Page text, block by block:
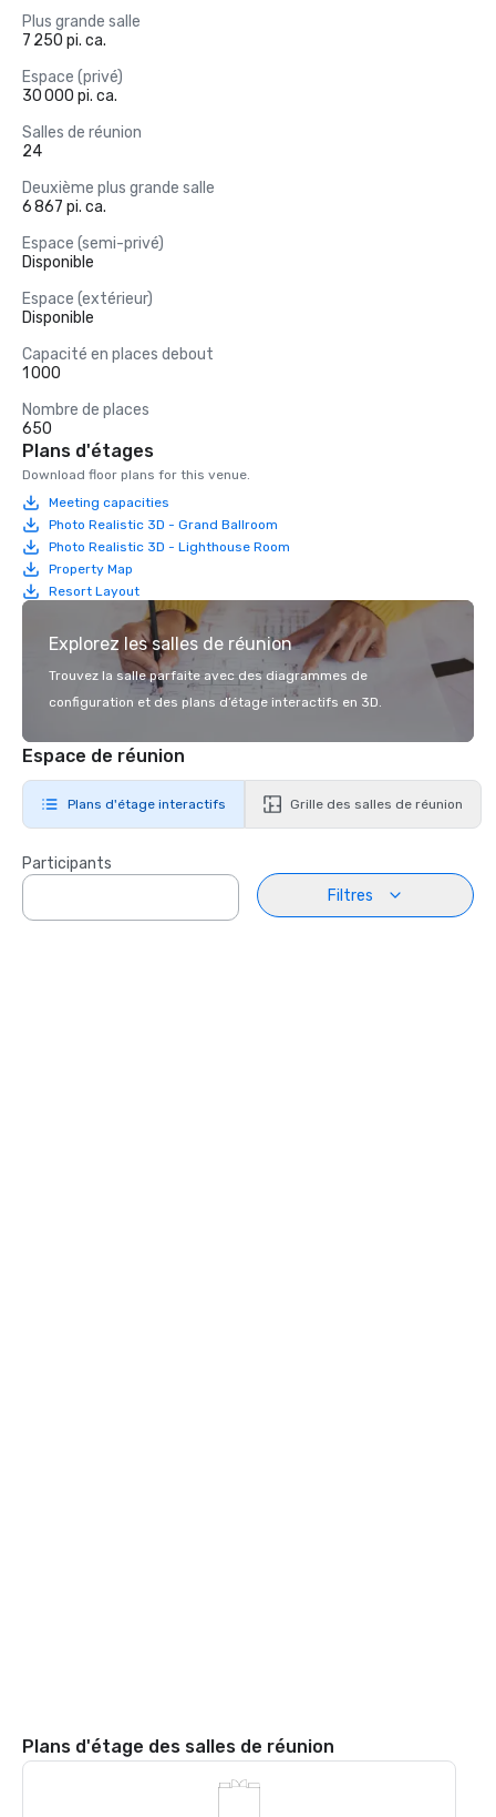
Plus grande salle
7 250 pi. ca.
Espace (privé)
30 000 pi. ca.
Salles de réunion
24
Deuxième plus grande salle
6 867 pi. ca.
Espace (semi-privé)
Disponible
Espace (extérieur)
Disponible
Capacité en places debout
1 000
Nombre de places
650
Plans d'étages
Download floor plans for this venue.
Meeting capacities
Photo Realistic 3D - Grand Ballroom
Photo Realistic 3D - Lighthouse Room
Property Map
Resort Layout
Explorez les salles de réunion
Trouvez la salle parfaite avec des diagrammes de
configuration et des plans d’étage interactifs en 3D.
Espace de réunion
Plans d'étage interactifs Grille des salles de réunion
Participants
Filtres
Plans d'étage des salles de réunion